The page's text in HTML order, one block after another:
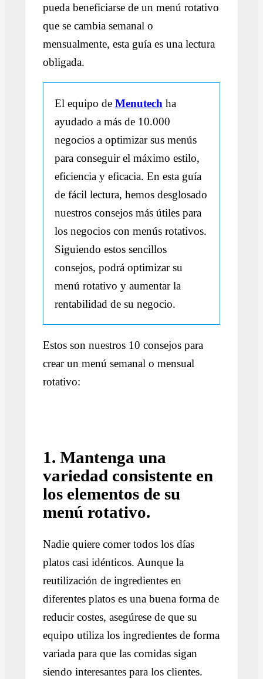
pueda beneficiarse de un menú rotativo
que se cambia semanal o
mensualmente, esta guía es una lectura
obligada.
El equipo deMenutech ha
ayudado a más de 10.000
negocios a optimizar sus menús
para conseguir el máximo estilo,
eficiencia y eficacia. En esta guía
de fácil lectura, hemos desglosado
nuestros consejos más útiles para
los negocios con menús rotativos.
Siguiendo estos sencillos
consejos, podrá optimizar su
menú rotativo y aumentar la
rentabilidad de su negocio.
Estos son nuestros 10 consejos para
crear un menú semanal o mensual
rotativo:
1. Mantenga una
variedad consistente en
los elementos de su
menú rotativo.
Nadie quiere comer todos los días
platos casi idénticos. Aunque la
reutilización de ingredientes en
diferentes platos es una buena forma de
reducir costes, asegúrese de que su
equipo utiliza los ingredientes de forma
variada para que las comidas sigan
siendo interesantes para los clientes.